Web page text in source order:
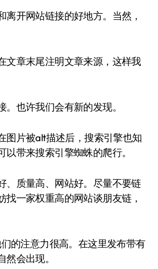
开网站链接的好地方。当然，
文章末尾注明文章来源，这样我
也许我们会有新的发现。
图片被alt描述后，搜索引擎也知
带来搜索引擎蜘蛛的爬行。
、质量高、网站好。尽量不要链
一家权重高的网站谈朋友链，
的注意力很高。在这里发布带有
会出现。